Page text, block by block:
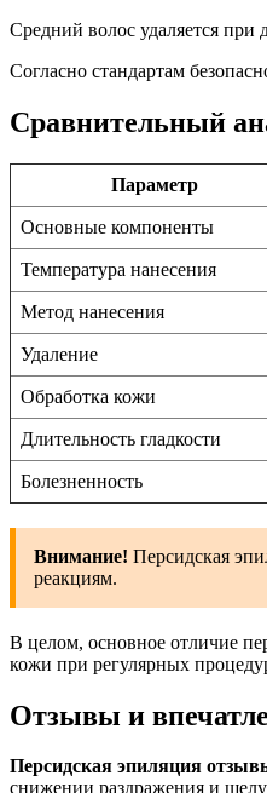
Средний волос удаляется при
Согласно стандартам
Сравнительный
Параметр
Основные компоненты
Температура нанесения
Метод нанесения
Удаление
Обработка кожи
Длительность гладкости
Болезненность
Внимание! Персидская
реакциям.
В целом, основное отличие
кожи при регулярных
Отзывы и
Персидская эпиляция
снижении раздражения и